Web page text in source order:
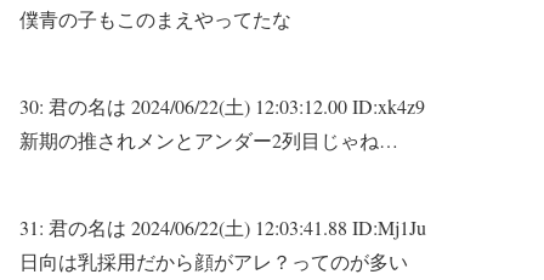
僕青の子もこのまえやってたな
30: 君の名は 2024/06/22(土) 12:03:12.00 ID:xk4z9
新期の推されメンとアンダー2列目じゃね…
31: 君の名は 2024/06/22(土) 12:03:41.88 ID:Mj1Ju
日向は乳採用だから顔がアレ？ってのが多い